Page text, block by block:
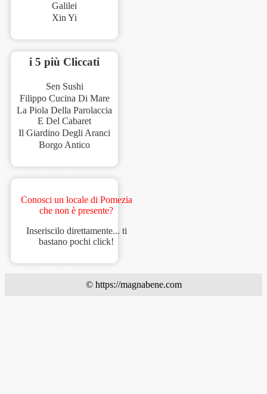
Galilei
Xin Yi
i 5 più Cliccati
Sen Sushi
Filippo Cucina Di Mare
La Piola Della Parolaccia
E Del Cabaret
Il Giardino Degli Aranci
Borgo Antico
Conosci un locale di Pomezia
che non è presente?
Inseriscilo direttamente... ti
bastano pochi click!
© https://magnabene.com